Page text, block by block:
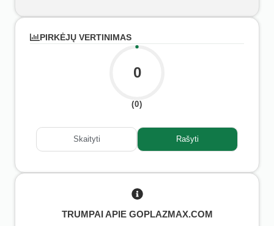
PIRKĖJŲ VERTINIMAS
0
(0)
Skaityti Rašyti
TRUMPAI APIE GOPLAZMAX.COM